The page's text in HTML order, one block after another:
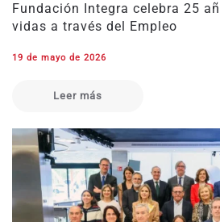
Fundación Integra celebra 25
vidas a través del Empleo
19 de mayo de 2026
Leer más